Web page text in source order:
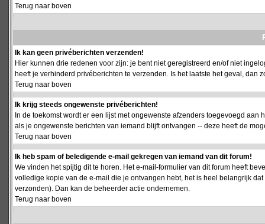
Terug naar boven
Ik kan geen privéberichten verzenden!
Hier kunnen drie redenen voor zijn: je bent niet geregistreerd en/of niet
heeft je verhinderd privéberichten te verzenden. Is het laatste het geval, dan
Terug naar boven
Ik krijg steeds ongewenste privéberichten!
In de toekomst wordt er een lijst met ongewenste afzenders toegevoegd
als je ongewenste berichten van iemand blijft ontvangen -- deze heeft de
Terug naar boven
Ik heb spam of beledigende e-mail gekregen van iemand van dit forum!
We vinden het spijtig dit te horen. Het e-mail-formulier van dit forum heeft
volledige kopie van de e-mail die je ontvangen hebt, het is heel belangrijk
verzonden). Dan kan de beheerder actie ondernemen.
Terug naar boven